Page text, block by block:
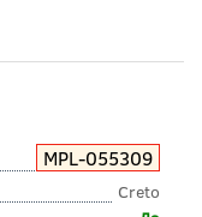
MPL-055309
Creto